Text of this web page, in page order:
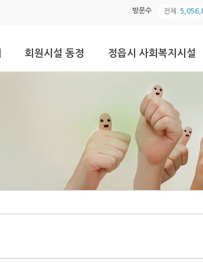
방문수 전체:
회원시설 동정 정읍시 사회복지시설